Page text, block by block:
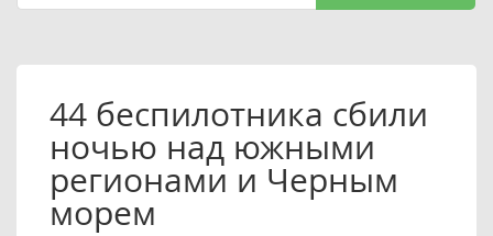
44 беспилотника сбили
ночью над южными
регионами и Черным
морем